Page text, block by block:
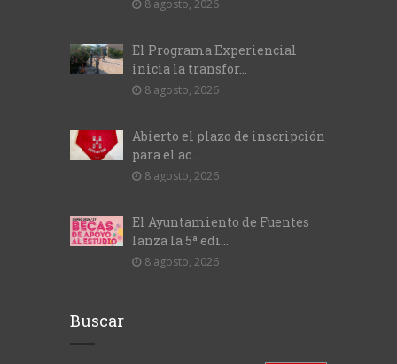
8 agosto, 2026
El Programa Experiencial
inicia la transfor...
8 agosto, 2026
Abierto el plazo de inscripción
para el ac...
8 agosto, 2026
El Ayuntamiento de Fuentes
lanza la 5ª edi...
8 agosto, 2026
Buscar